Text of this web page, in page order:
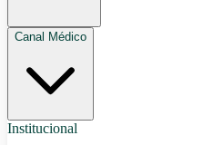
Canal Médico
Institucional